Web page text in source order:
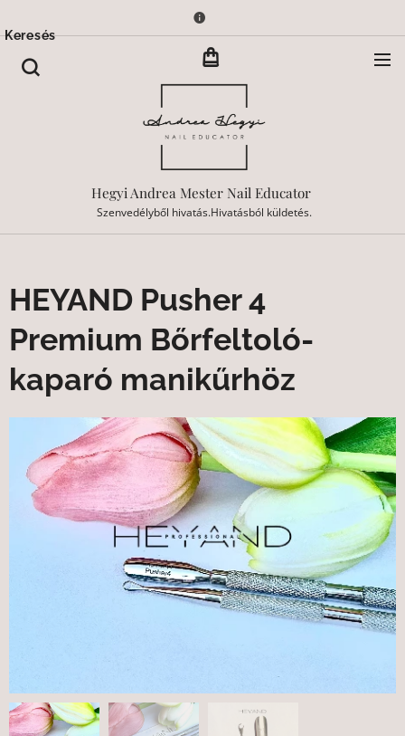
Hegyi Andrea Mester Nail Educator
Szenvedélyből hivatás.Hivatásból küldetés.
Keresés
HEYAND Pusher 4
Premium Bőrfeltoló-
kaparó manikűrhöz